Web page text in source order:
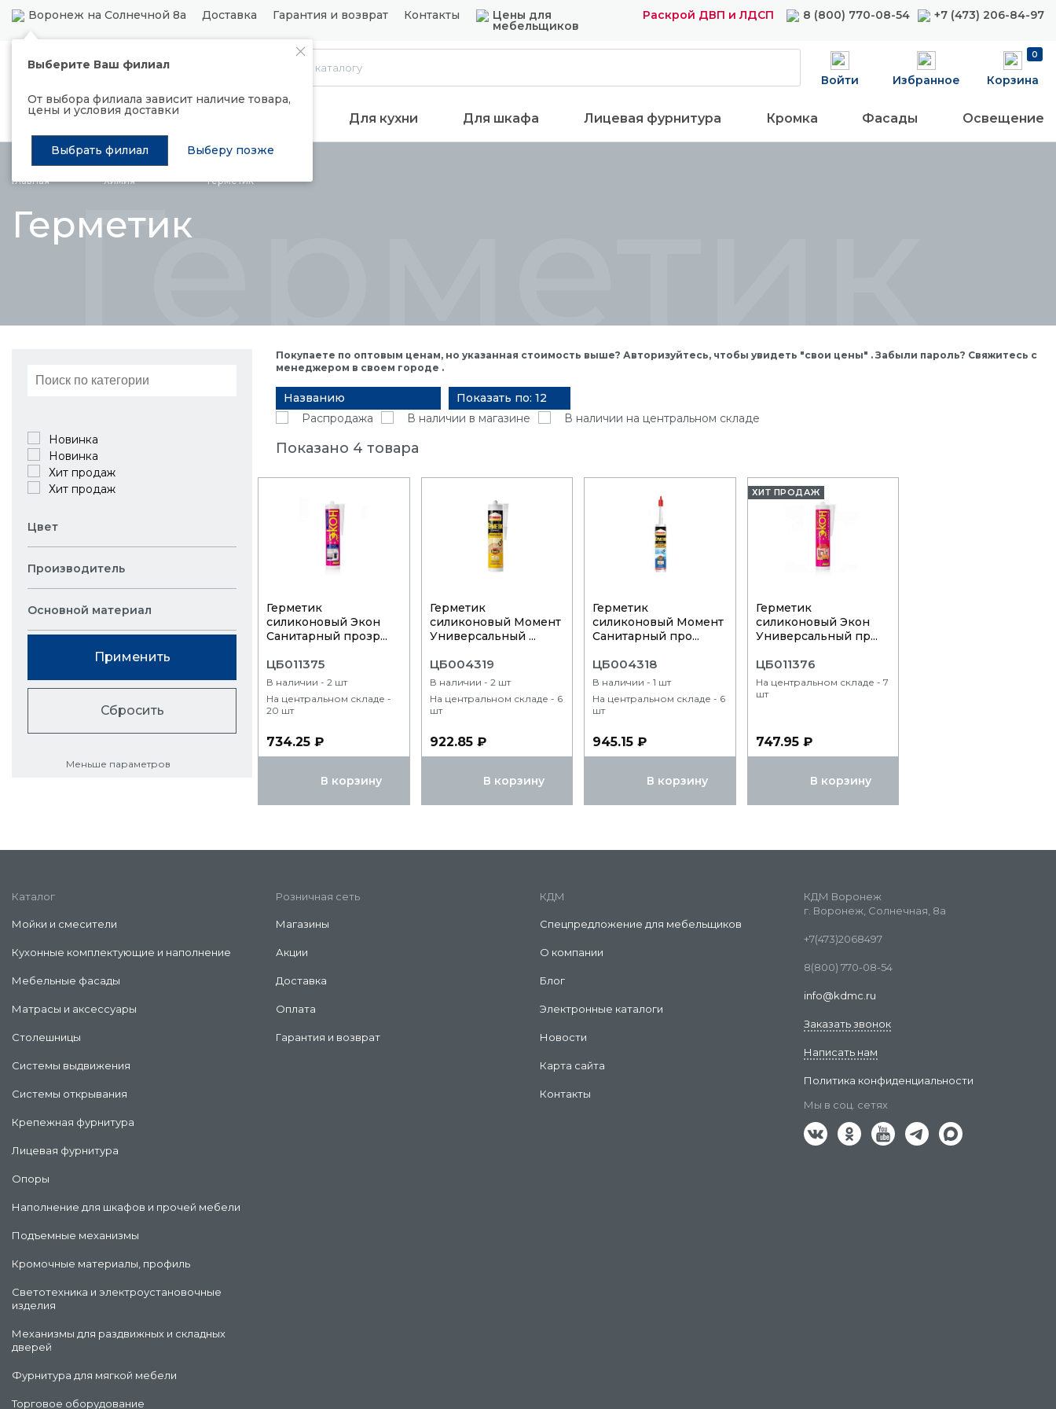
Воронеж на Солнечной 8а Доставка Гарантия и возврат Контакты Цены для
мебельщиков
Раскрой ДВП и ЛДСП 8 (800) 770-08-54 +7 (473) 206-84-97
Выберите Ваш филиал
От выбора филиала зависит наличие товара,
цены и условия доставки
Выбрать филиал Выберу позже
Каталог
Войти Избранное
0
Корзина
Распродажа Подъемные механизмы Для кухни Для шкафа Лицевая фурнитура Кромка Фасады Освещение
Главная Химия Герметик
Герметик
Герметик
Новинка
Новинка
Хит продаж
Хит продаж
Цвет
Производитель
Основной материал
Применить
Сбросить
Меньше параметров
Покупаете по оптовым ценам, но указанная стоимость выше? Авторизуйтесь, чтобы увидеть "свои цены" . Забыли пароль? Свяжитесь с
менеджером в своем городе .
Названию
Показать по: 12
Распродажа
В наличии в магазине В наличии на центральном складе
Показано 4 товара
Герметик
силиконовый Экон
Санитарный прозр...
ЦБ011375
В наличии - 2 шт
На центральном складе -
20 шт
734.25 ₽
В корзину
Герметик
силиконовый Момент
Универсальный ...
ЦБ004319
В наличии - 2 шт
На центральном складе - 6
шт
922.85 ₽
В корзину
Герметик
силиконовый Момент
Санитарный про...
ЦБ004318
В наличии - 1 шт
На центральном складе - 6
шт
945.15 ₽
В корзину
ХИТ ПРОДАЖ
Герметик
силиконовый Экон
Универсальный пр...
ЦБ011376
На центральном складе - 7
шт
747.95 ₽
В корзину
Каталог
Мойки и смесители
Кухонные комплектующие и наполнение
Мебельные фасады
Матрасы и аксессуары
Столешницы
Системы выдвижения
Системы открывания
Крепежная фурнитура
Лицевая фурнитура
Опоры
Наполнение для шкафов и прочей мебели
Подъемные механизмы
Кромочные материалы, профиль
Светотехника и электроустановочные
изделия
Механизмы для раздвижных и складных
дверей
Фурнитура для мягкой мебели
Торговое оборудование
Розничная сеть
Магазины
Акции
Доставка
Оплата
Гарантия и возврат
КДМ
Спецпредложение для мебельщиков
О компании
Блог
Электронные каталоги
Новости
Карта сайта
Контакты
КДМ Воронеж
г. Воронеж, Солнечная, 8а
+7(473)2068497
8(800) 770-08-54
info@kdmc.ru
Заказать звонок
Написать нам
Политика конфиденциальности
Мы в соц. сетях